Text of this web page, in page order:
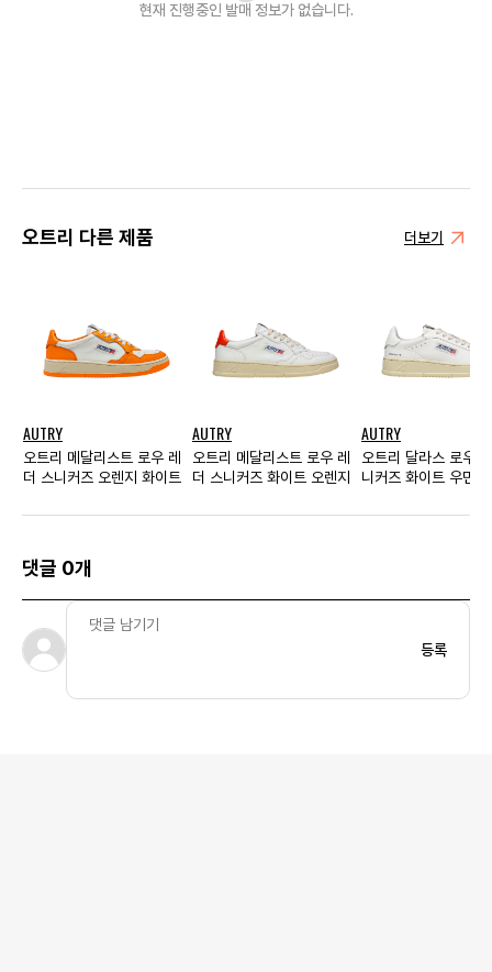
현재 진행중인 발매 정보가 없습니다.
오트리 다른 제품 더보기
AUTRY
오트리 메달리스트 로우 레
더 스니커즈 오렌지 화이트
AUTRY
오트리 메달리스트 로우 레
더 스니커즈 화이트 오렌지
AUTRY
오트리 달라스 로우
니커즈 화이트 우먼스
댓글 0개
등록